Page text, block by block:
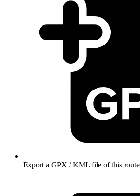
Export a GPX / KML file of this route